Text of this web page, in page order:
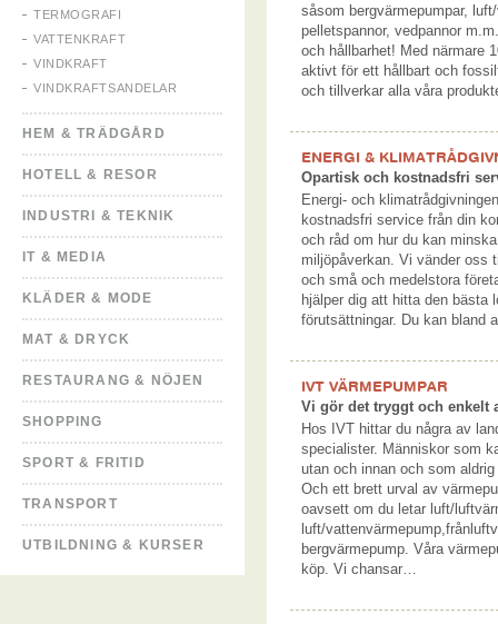
TERMOGRAFI
VATTENKRAFT
VINDKRAFT
VINDKRAFTSANDELAR
HEM & TRÄDGÅRD
HOTELL & RESOR
INDUSTRI & TEKNIK
IT & MEDIA
KLÄDER & MODE
MAT & DRYCK
RESTAURANG & NÖJEN
SHOPPING
SPORT & FRITID
TRANSPORT
UTBILDNING & KURSER
såsom bergvärmepumpar,
pelletspannor, vedpannor
och hållbarhet! Med närmare
aktivt för ett hållbart och
och tillverkar alla våra
ENERGI &
Opartisk och kostnadsfri
Energi- och
kostnadsfri service från din
och råd om hur du kan
miljöpåverkan. Vi vänder oss
och små och medelstora
hjälper dig att hitta den bästa
förutsättningar. Du kan bland
IVT VÄRMEPUMPAR
Vi gör det tryggt och enkelt
Hos IVT hittar du några av
specialister. Människor som
utan och innan och som
Och ett brett urval av
oavsett om du letar luft/
luft/
bergvärmepump. Våra
köp. Vi chansar…